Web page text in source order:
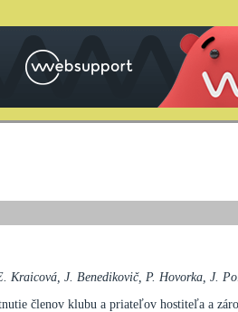
J. Benedikovič, P. Hovorka, J.
členov klubu a priateľov hostiteľa a